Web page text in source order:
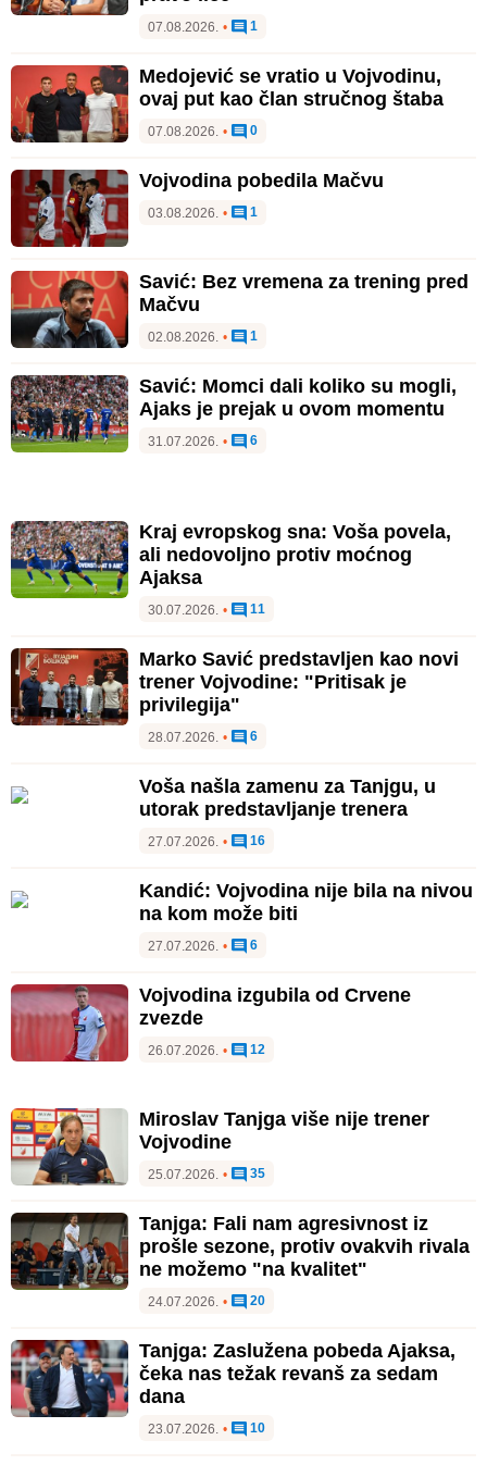
07.08.2026. • 1
Medojević se vratio u Vojvodinu,
ovaj put kao član stručnog štaba
07.08.2026. • 0
Vojvodina pobedila Mačvu
03.08.2026. • 1
Savić: Bez vremena za trening pred
Mačvu
02.08.2026. • 1
Savić: Momci dali koliko su mogli,
Ajaks je prejak u ovom momentu
31.07.2026. • 6
Kraj evropskog sna: Voša povela,
ali nedovoljno protiv moćnog
Ajaksa
30.07.2026. • 11
Marko Savić predstavljen kao novi
trener Vojvodine: "Pritisak je
privilegija"
28.07.2026. • 6
Voša našla zamenu za Tanjgu, u
utorak predstavljanje trenera
27.07.2026. • 16
Kandić: Vojvodina nije bila na nivou
na kom može biti
27.07.2026. • 6
Vojvodina izgubila od Crvene
zvezde
26.07.2026. • 12
Miroslav Tanjga više nije trener
Vojvodine
25.07.2026. • 35
Tanjga: Fali nam agresivnost iz
prošle sezone, protiv ovakvih rivala
ne možemo "na kvalitet"
24.07.2026. • 20
Tanjga: Zaslužena pobeda Ajaksa,
čeka nas težak revanš za sedam
dana
23.07.2026. • 10